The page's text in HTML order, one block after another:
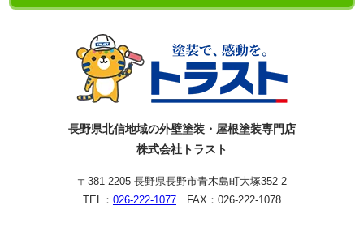
長野県北信地域の外壁塗装・屋根塗装専門店
株式会社トラスト
〒381-2205 長野県長野市青木島町大塚352-2
TEL： 026-222-1077 FAX：026-222-1078